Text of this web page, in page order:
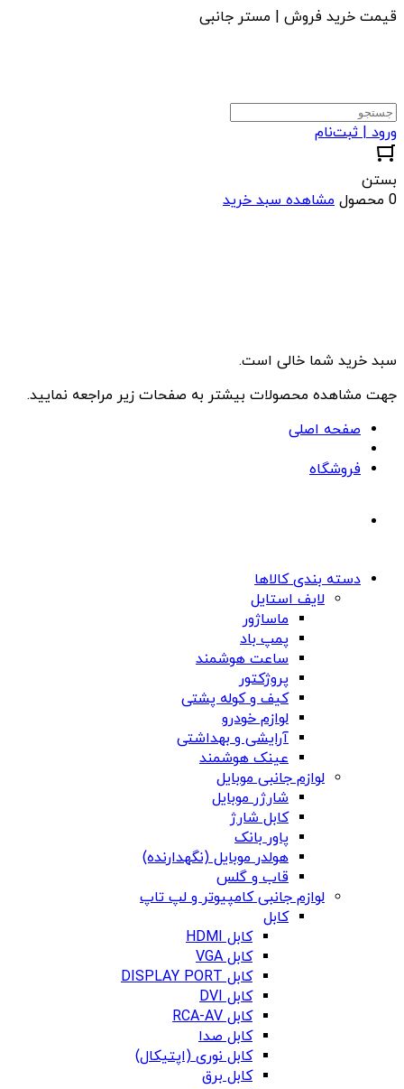
قیمت خرید فروش | مستر جانبی
ورود | ثبت‌نام
بستن
0 محصول
مشاهده سبد خرید
سبد خرید شما خالی است.
جهت مشاهده محصولات بیشتر به صفحات زیر مراجعه نمایید.
صفحه اصلی
فروشگاه
دسته بندی کالاها
لایف استایل
ماساژور
پمپ باد
ساعت هوشمند
پروژکتور
کیف و کوله پشتی
لوازم خودرو
آرایشی و بهداشتی
عینک هوشمند
لوازم جانبی موبایل
شارژر موبایل
کابل شارژ
پاور بانک
هولدر موبایل (نگهدارنده)
قاب و گلس
لوازم جانبی کامپیوتر و لپ تاپ
کابل
کابل HDMI
کابل VGA
کابل DISPLAY PORT
کابل DVI
کابل RCA-AV
کابل صدا
کابل نوری (اپتیکال)
کابل برق